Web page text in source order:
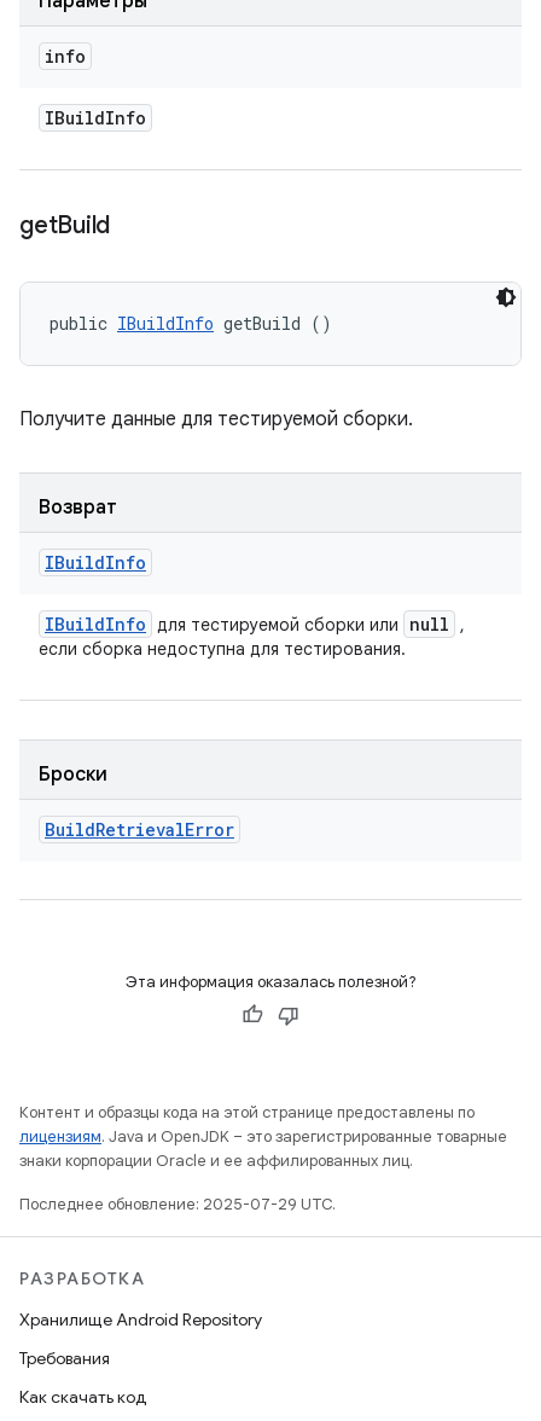
info
IBuildInfo
getBuild
public IBuildInfo getBuild ()
Получите данные для тестируемой сборки.
Возврат
IBuildInfo
IBuildInfo для тестируемой сборки или null
,
если сборка недоступна для тестирования.
Броски
BuildRetrievalError
Эта информация оказалась полезной?
Контент и образцы кода на этой странице предоставлены по
лицензиям. Java и OpenJDK – это зарегистрированные товарные
знаки корпорации Oracle и ее аффилированных лиц.
Последнее обновление: 2025-07-29 UTC.
РАЗРАБОТКА
Хранилище Android Repository
Требования
Как скачать код